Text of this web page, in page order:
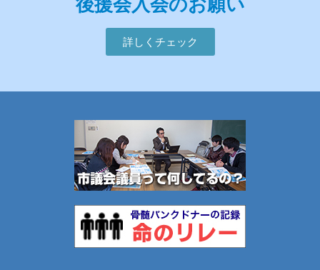
詳しくチェック